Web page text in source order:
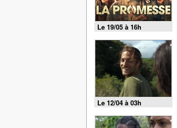
Le 19/05 à 16h
Le 12/04 à 03h